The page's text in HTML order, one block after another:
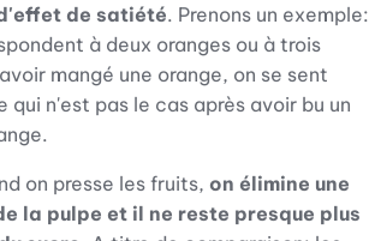
de satiété. Prenons un exemple:
à deux oranges ou à trois
mangé une orange, on se sent
qui n'est pas le cas après avoir bu un
on presse les fruits, on élimine une
la pulpe et il ne reste presque plus